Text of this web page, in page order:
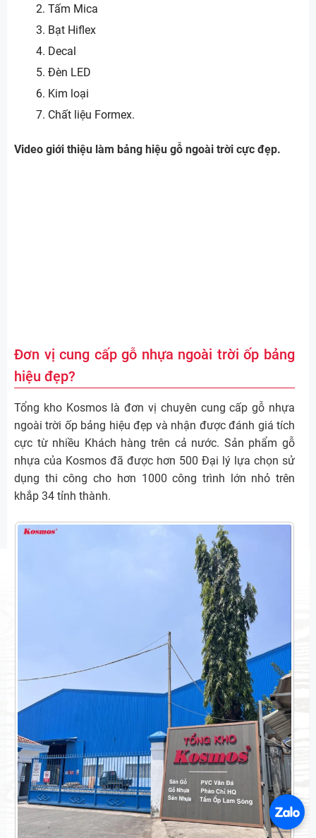
Tấm Mica
Bạt Hiflex
Decal
Đèn LED
Kim loại
Chất liệu Formex.
Video giới thiệu làm bảng hiệu gỗ ngoài trời cực đẹp.
Đơn vị cung cấp gỗ nhựa ngoài trời ốp bảng
hiệu đẹp?
Tổng kho Kosmos là đơn vị chuyên cung cấp gỗ nhựa
ngoài trời ốp bảng hiệu đẹp và nhận được đánh giá tích
cực từ nhiều Khách hàng trên cả nước. Sản phẩm gỗ
nhựa của Kosmos đã được hơn 500 Đại lý lựa chọn sử
dụng thi công cho hơn 1000 công trình lớn nhỏ trên
khắp 34 tỉnh thành.